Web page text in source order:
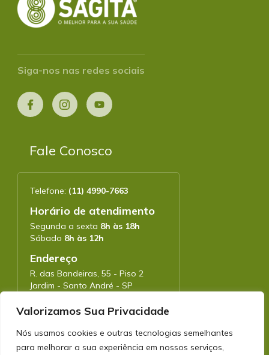
Valorizamos Sua Privacidade
Nós usamos cookies e outras tecnologias semelhantes
para melhorar a sua experiência em nossos serviços,
Siga-nos nas redes sociais
Fale Conosco
Telefone: (11) 4990-7663
Horário de atendimento
Segunda a sexta 8h às 18h
Sábado 8h às 12h
Endereço
R. das Bandeiras, 55 - Piso 2
Jardim - Santo André - SP